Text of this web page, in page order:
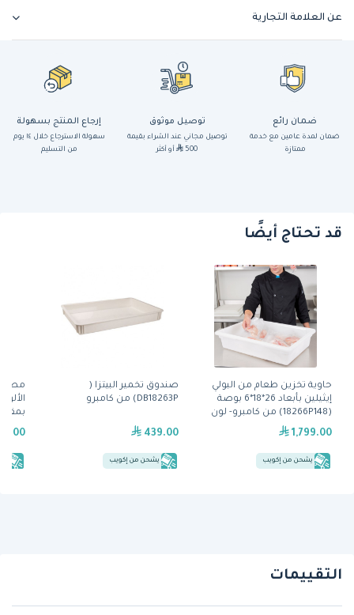
عن العلامة التجارية
ضمان رائع
ضمان لمدة عامين مع خدمة
ممتازة
توصيل موثوق
توصيل مجاني عند الشراء بقيمة
500
أو أكثر
إرجاع المنتج بسهولة
سهولة الاسترجاع خلال ١٤ يوم
من التسليم
قد تحتاج أيضًا
حاوية تخزين طعام من البولي
إيثيلين بأبعاد 26*18*6 بوصة
(18266P148) من كامبرو- لون
أبيض
1,799.00
يشحن من إكويب
صندوق تخمير البيتزا (
DB18263P) من كامبرو
439.00
يشحن من إكويب
ميتال.
التقييمات